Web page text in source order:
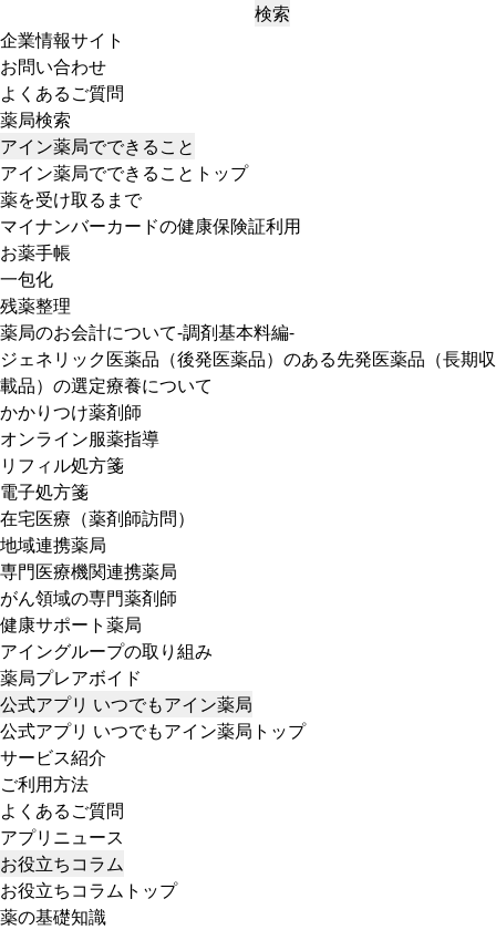
検索
企業情報サイト
お問い合わせ
よくあるご質問
薬局検索
アイン薬局でできること
アイン薬局でできることトップ
薬を受け取るまで
マイナンバーカードの健康保険証利用
お薬手帳
一包化
残薬整理
薬局のお会計について-調剤基本料編-
ジェネリック医薬品（後発医薬品）のある先発医薬品（長期収
載品）の選定療養について
かかりつけ薬剤師
オンライン服薬指導
リフィル処方箋
電子処方箋
在宅医療（薬剤師訪問）
地域連携薬局
専門医療機関連携薬局
がん領域の専門薬剤師
健康サポート薬局
アイングループの取り組み
薬局プレアボイド
公式アプリ いつでもアイン薬局
公式アプリ いつでもアイン薬局トップ
サービス紹介
ご利用方法
よくあるご質問
アプリニュース
お役立ちコラム
お役立ちコラムトップ
薬の基礎知識